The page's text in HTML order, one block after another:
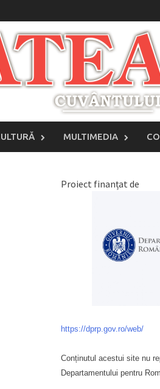
MULTIMEDIA
Proiect finanțat de
https://dprp.gov.ro/web/
Conținutul acestui site nu
Departamentului pentru